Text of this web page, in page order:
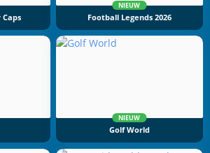
Caps
NIEUW
Football Legends 2026
NIEUW
Golf World